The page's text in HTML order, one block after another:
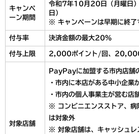
キャンペ
ーン期間
令和7年10月20日（月曜日
日）
※ キャンペーンは早期に終了
付与率 決済金額の最大20％
付与上限 2,000ポイント/回、
対象店舗
PayPayに加盟する市内店舗
・市内に本店がある中小企業
・市内の個人事業主が営む店
※ コンビニエンスストア、病
は対象外
※ 対象店舗は、キャッシュレ